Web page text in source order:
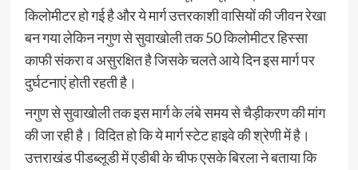
किलोमीटर हो गई है और ये मार्ग उत्तरकाशी वासियों की जीवन रेखा
बन गया लेकिन नगुण से सुवाखोली तक 50 किलोमीटर हिस्सा
काफी संकरा व असुरक्षित है जिसके चलते आये दिन इस मार्ग पर
दुर्घटनाएं होती रहती है।
नगुण से सुवाखोली तक इस मार्ग के लंबे समय से चैड़ीकरण की मांग
की जा रही है। विदित हो कि ये मार्ग स्टेट हाइवे की श्रेणी में है।
उत्तराखंड पीडब्लूडी में एडीबी के चीफ एसके बिरला ने बताया कि